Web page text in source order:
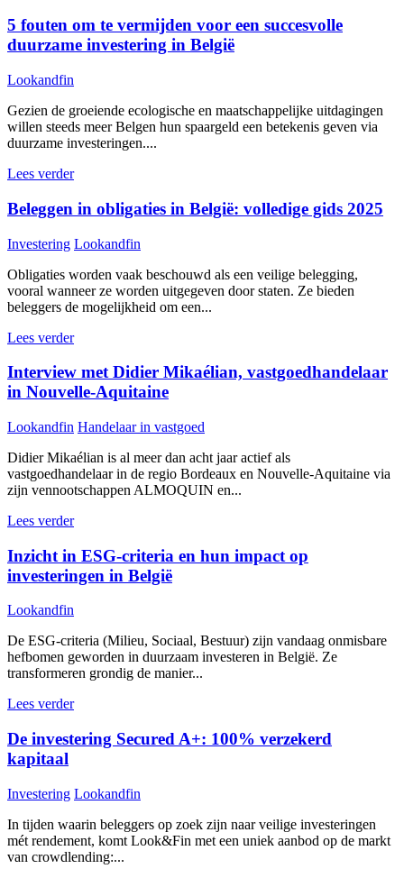
5 fouten om te vermijden voor een succesvolle
duurzame investering in België
Lookandfin
Gezien de groeiende ecologische en maatschappelijke uitdagingen
willen steeds meer Belgen hun spaargeld een betekenis geven via
duurzame investeringen....
Lees verder
Beleggen in obligaties in België: volledige gids 2025
Investering Lookandfin
Obligaties worden vaak beschouwd als een veilige belegging,
vooral wanneer ze worden uitgegeven door staten. Ze bieden
beleggers de mogelijkheid om een...
Lees verder
Interview met Didier Mikaélian, vastgoedhandelaar
in Nouvelle-Aquitaine
Lookandfin Handelaar in vastgoed
Didier Mikaélian is al meer dan acht jaar actief als
vastgoedhandelaar in de regio Bordeaux en Nouvelle-Aquitaine via
zijn vennootschappen ALMOQUIN en...
Lees verder
Inzicht in ESG-criteria en hun impact op
investeringen in België
Lookandfin
De ESG-criteria (Milieu, Sociaal, Bestuur) zijn vandaag onmisbare
hefbomen geworden in duurzaam investeren in België. Ze
transformeren grondig de manier...
Lees verder
De investering Secured A+: 100% verzekerd
kapitaal
Investering Lookandfin
In tijden waarin beleggers op zoek zijn naar veilige investeringen
mét rendement, komt Look&Fin met een uniek aanbod op de markt
van crowdlending:...